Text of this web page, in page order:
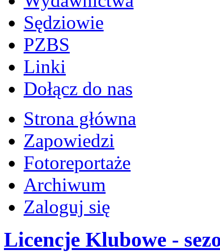
Sędziowie
PZBS
Linki
Dołącz do nas
Strona główna
Zapowiedzi
Fotoreportaże
Archiwum
Zaloguj się
Licencje Klubowe -